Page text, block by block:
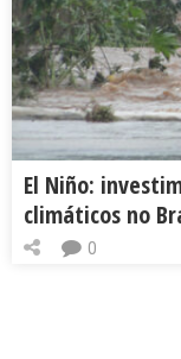
El Niño:
climáticos no
0